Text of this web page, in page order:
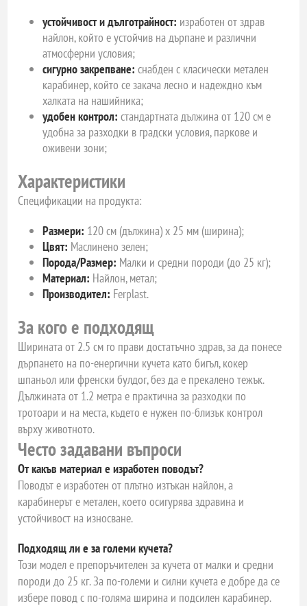
устойчивост и дълготрайност: изработен от здрав
найлон, който е устойчив на дърпане и различни
атмосферни условия;
сигурно закрепване: снабден с класически метален
карабинер, който се закача лесно и надеждно към
халката на нашийника;
удобен контрол: стандартната дължина от 120 см е
удобна за разходки в градски условия, паркове и
оживени зони;
Характеристики
Спецификации на продукта:
Размери: 120 см (дължина) х 25 мм (ширина);
Цвят: Маслинено зелен;
Порода/Размер: Малки и средни породи (до 25 кг);
Материал: Найлон, метал;
Производител: Ferplast.
За кого е подходящ
Ширината от 2.5 см го прави достатъчно здрав, за да понесе
дърпането на по-енергични кучета като бигъл, кокер
шпаньол или френски булдог, без да е прекалено тежък.
Дължината от 1.2 метра е практична за разходки по
тротоари и на места, където е нужен по-близък контрол
върху животното.
Често задавани въпроси
От какъв материал е изработен поводът?
Поводът е изработен от плътно изтъкан найлон, а
карабинерът е метален, което осигурява здравина и
устойчивост на износване.
Подходящ ли е за големи кучета?
Този модел е препоръчителен за кучета от малки и средни
породи до 25 кг. За по-големи и силни кучета е добре да се
избере повод с по-голяма ширина и подсилен карабинер.